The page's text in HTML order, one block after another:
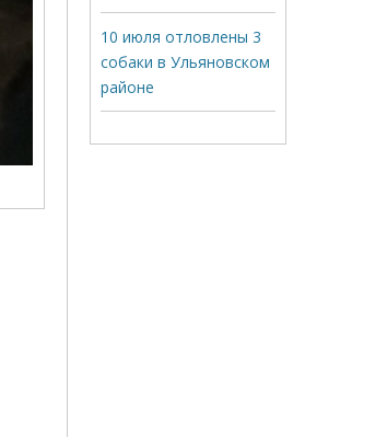
10 июля отловлены 3
собаки в Ульяновском
районе